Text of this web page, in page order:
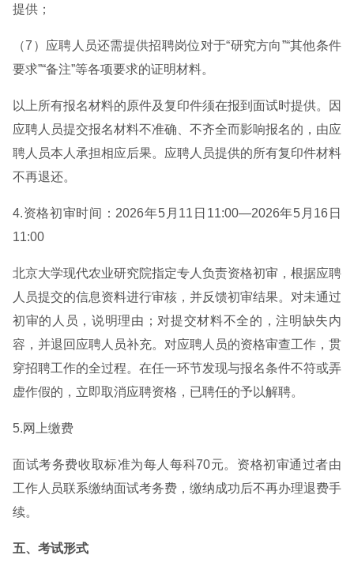
提供；
（7）应聘人员还需提供招聘岗位对于“研究方向”“其他条件
要求”“备注”等各项要求的证明材料。
以上所有报名材料的原件及复印件须在报到面试时提供。因
应聘人员提交报名材料不准确、不齐全而影响报名的，由应
聘人员本人承担相应后果。应聘人员提供的所有复印件材料
不再退还。
4.资格初审时间：2026年5月11日11:00—2026年5月16日
11:00
北京大学现代农业研究院指定专人负责资格初审，根据应聘
人员提交的信息资料进行审核，并反馈初审结果。对未通过
初审的人员，说明理由；对提交材料不全的，注明缺失内
容，并退回应聘人员补充。对应聘人员的资格审查工作，贯
穿招聘工作的全过程。在任一环节发现与报名条件不符或弄
虚作假的，立即取消应聘资格，已聘任的予以解聘。
5.网上缴费
面试考务费收取标准为每人每科70元。资格初审通过者由
工作人员联系缴纳面试考务费，缴纳成功后不再办理退费手
续。
五、考试形式